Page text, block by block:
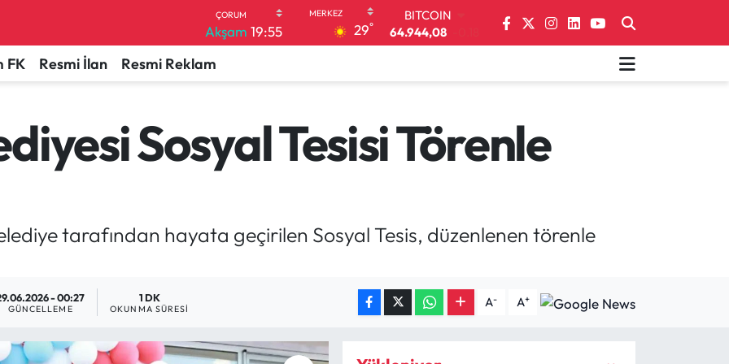
Akşam 19:55 29°
DOLAR
47,7436
EURO
6660.55 0.03
BİST100
FK Resmi İlan Resmi Reklam
Sosyal Tesisi Törenle
tarafından hayata geçirilen Sosyal Tesis, düzenlenen törenle
- 00:27
GÜNCELLEME
1 DK
OKUNMA SÜRESI A- A+